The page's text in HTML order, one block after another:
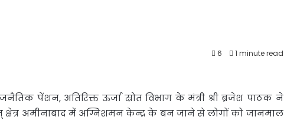
6 1 minute read
पेंशन, अतिरिक्त ऊर्जा स्रोत विभाग के मंत्री श्री ब्रजेश पाठक ने
अमीनाबाद में अग्निशमन केन्द्र के बन जाने से लोगों को जानमाल